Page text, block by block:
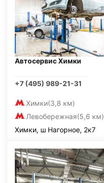
Автосервис Химки
+7 (495) 989-21-31
Химки(3,8 км)
Левобережная(5,6 км)
Химки, ш Нагорное, 2к7